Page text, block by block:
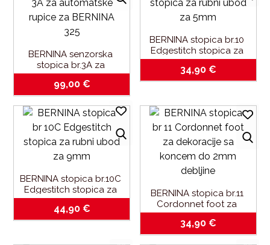
BERNINA senzorska
stopica br.3A za
automatske rupice-za
BERNINA 325
99,00 €
BERNINA stopica br.10
Edgestitch stopica za
rubni ubod-za 5mm
34,90 €
BERNINA stopica br.10C
Edgestitch stopica za
rubni ubod-za 9mm
44,90 €
BERNINA stopica br.11
Cordonnet foot za
dekoracije sa koncem
do 2mm debljine
34,90 €